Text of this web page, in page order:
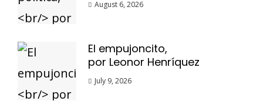
August 6, 2026
El empujoncito,
por Leonor Henríquez
July 9, 2026